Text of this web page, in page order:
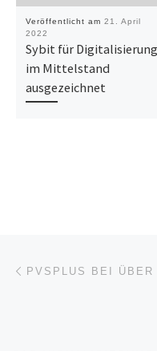
Veröffentlicht am 21. April
2022
Sybit für Digitalisierung
im Mittelstand
ausgezeichnet